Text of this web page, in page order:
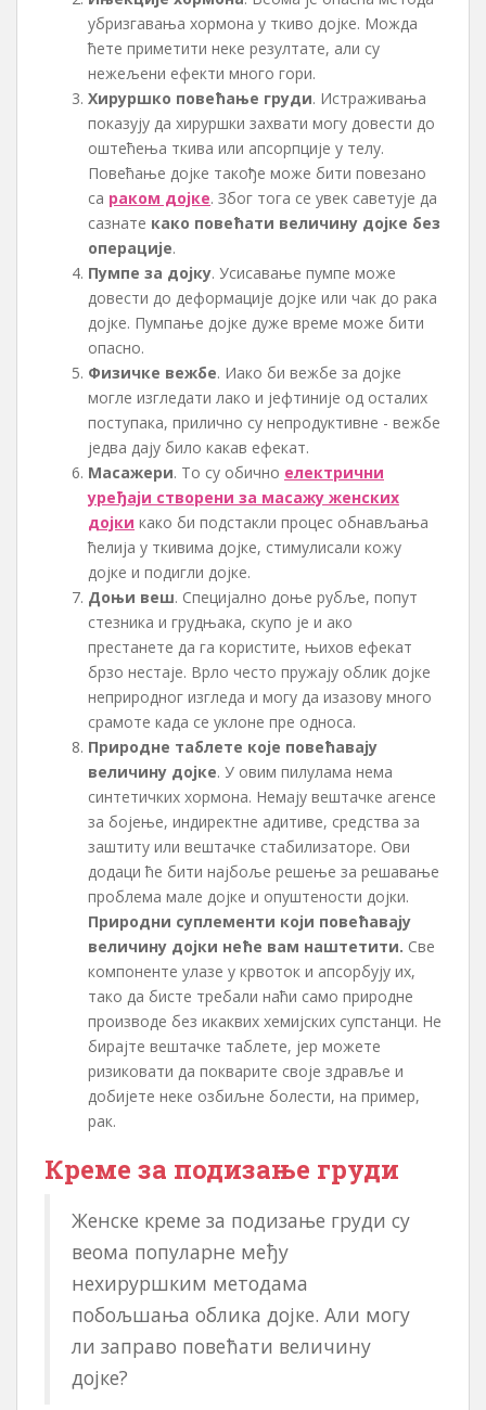
убризгавања хормона у ткиво дојке. Можда
ћете приметити неке резултате, али су
нежељени ефекти много гори.
Хируршко повећање груди. Истраживања
показују да хируршки захвати могу довести до
оштећења ткива или апсорпције у телу.
Повећање дојке такође може бити повезано
са раком дојке. Због тога се увек саветује да
сазнате како повећати величину дојке без
операције.
Пумпе за дојку. Усисавање пумпе може
довести до деформације дојке или чак до рака
дојке. Пумпање дојке дуже време може бити
опасно.
Физичке вежбе. Иако би вежбе за дојке
могле изгледати лако и јефтиније од осталих
поступака, прилично су непродуктивне - вежбе
једва дају било какав ефекат.
Масажери. То су обично електрични
уређаји створени за масажу женских
дојки како би подстакли процес обнављања
ћелија у ткивима дојке, стимулисали кожу
дојке и подигли дојке.
Доњи веш. Специјално доње рубље, попут
стезника и грудњака, скупо је и ако
престанете да га користите, њихов ефекат
брзо нестаје. Врло често пружају облик дојке
неприродног изгледа и могу да изазову много
срамоте када се уклоне пре односа.
Природне таблете које повећавају
величину дојке. У овим пилулама нема
синтетичких хормона. Немају вештачке агенсе
за бојење, индиректне адитиве, средства за
заштиту или вештачке стабилизаторе. Ови
додаци ће бити најбоље решење за решавање
проблема мале дојке и опуштености дојки.
Природни суплементи који повећавају
величину дојки неће вам наштетити. Све
компоненте улазе у крвоток и апсорбују их,
тако да бисте требали наћи само природне
производе без икаквих хемијских супстанци. Не
бирајте вештачке таблете, јер можете
ризиковати да покварите своје здравље и
добијете неке озбиљне болести, на пример,
рак.
Креме за подизање груди
Женске креме за подизање груди су
веома популарне међу
нехируршким методама
побољшања облика дојке. Али могу
ли заправо повећати величину
дојке?